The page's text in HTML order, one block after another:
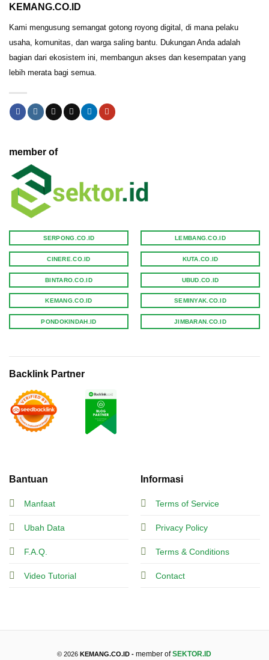
KEMANG.CO.ID
Kami mengusung semangat gotong royong digital, di mana pelaku
usaha, komunitas, dan warga saling bantu. Dukungan Anda adalah
bagian dari ekosistem ini, membangun akses dan kesempatan yang
lebih merata bagi semua.
Bantuan
Manfaat
Ubah Data
F.A.Q.
Video Tutorial
Informasi
Terms of Service
Privacy Policy
Terms & Conditions
Contact
member of
SERPONG.CO.ID
CINERE.CO.ID
BINTARO.CO.ID
KEMANG.CO.ID
PONDOKINDAH.ID
LEMBANG.CO.ID
KUTA.CO.ID
UBUD.CO.ID
SEMINYAK.CO.ID
JIMBARAN.CO.ID
Backlink Partner
© 2026 KEMANG.CO.ID -member ofSEKTOR.ID